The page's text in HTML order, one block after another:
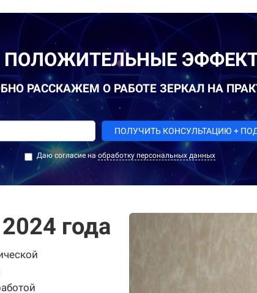
ПОЛОЖИТЕЛЬНЫЕ
РАССКАЖЕМ О РАБОТЕ ЗЕРКАЛ НА
ПОЛУЧИТЬ КОНСУЛЬТАЦИЮ +
Даю согласие наобработку персональных данных
года